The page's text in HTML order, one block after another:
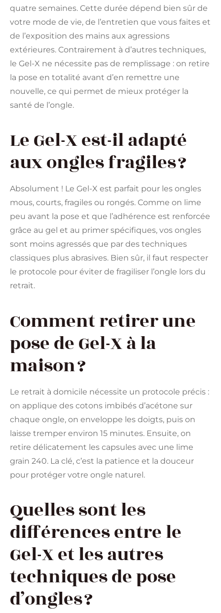
quatre semaines. Cette durée dépend bien sûr de
votre mode de vie, de l’entretien que vous faites et
de l’exposition des mains aux agressions
extérieures. Contrairement à d’autres techniques,
le Gel-X ne nécessite pas de remplissage : on retire
la pose en totalité avant d’en remettre une
nouvelle, ce qui permet de mieux protéger la
santé de l’ongle.
Le Gel-X est-il adapté
aux ongles fragiles ?
Absolument ! Le Gel-X est parfait pour les ongles
mous, courts, fragiles ou rongés. Comme on lime
peu avant la pose et que l’adhérence est renforcée
grâce au gel et au primer spécifiques, vos ongles
sont moins agressés que par des techniques
classiques plus abrasives. Bien sûr, il faut respecter
le protocole pour éviter de fragiliser l’ongle lors du
retrait.
Comment retirer une
pose de Gel-X à la
maison ?
Le retrait à domicile nécessite un protocole précis :
on applique des cotons imbibés d’acétone sur
chaque ongle, on enveloppe les doigts, puis on
laisse tremper environ 15 minutes. Ensuite, on
retire délicatement les capsules avec une lime
grain 240. La clé, c’est la patience et la douceur
pour protéger votre ongle naturel.
Quelles sont les
différences entre le
Gel-X et les autres
techniques de pose
d’ongles ?